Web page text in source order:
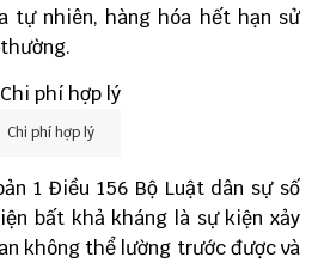
tự nhiên, hàng hóa hết hạn sử
Chi phí hợp lý
1 Điều 156 Bộ Luật dân sự số
bất khả kháng là sự kiện xảy
không thể lường trước được và